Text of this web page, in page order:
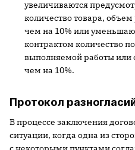
увеличиваются
количество товара,
чем на 10% или
контрактом количество
выполняемой работы или
чем на 10%.
Протокол
В процессе заключения
ситуации, когда одна из